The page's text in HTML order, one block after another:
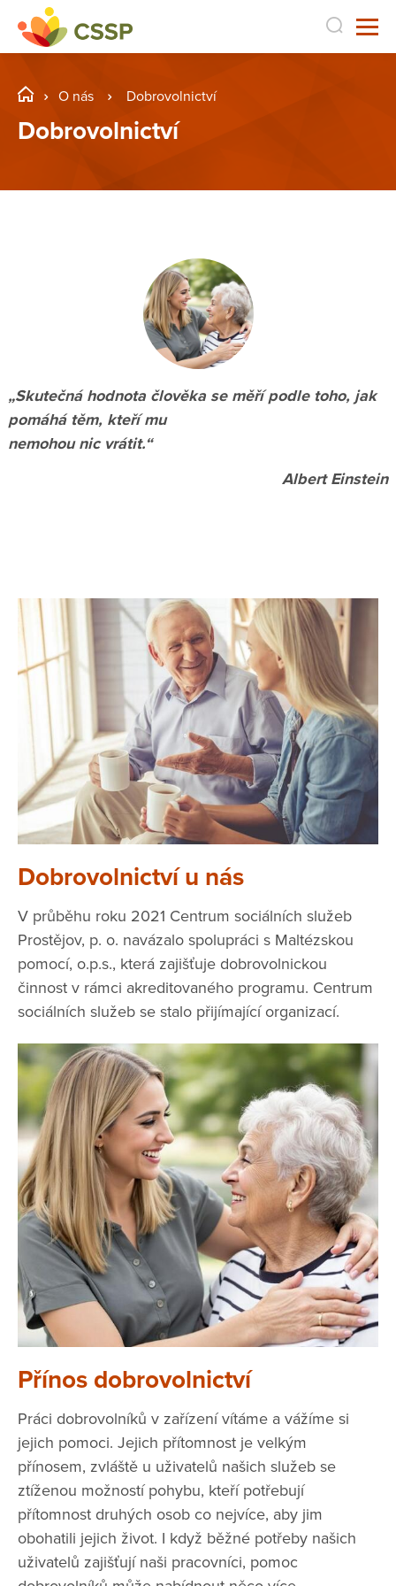
O nás Dobrovolnictví
Dobrovolnictví
„Skutečná hodnota člověka se měří podle toho, jak
pomáhá těm, kteří mu
nemohou nic vrátit.“
Albert Einstein
Dobrovolnictví u nás
V průběhu roku 2021 Centrum sociálních služeb
Prostějov, p. o. navázalo spolupráci s Maltézskou
pomocí, o.p.s., která zajišťuje dobrovolnickou
činnost v rámci akreditovaného programu. Centrum
sociálních služeb se stalo přijímající organizací.
Přínos dobrovolnictví
Práci dobrovolníků v zařízení vítáme a vážíme si
jejich pomoci. Jejich přítomnost je velkým
přínosem, zvláště u uživatelů našich služeb se
ztíženou možností pohybu, kteří potřebují
přítomnost druhých osob co nejvíce, aby jim
obohatili jejich život. I když běžné potřeby našich
uživatelů zajišťují naši pracovníci, pomoc